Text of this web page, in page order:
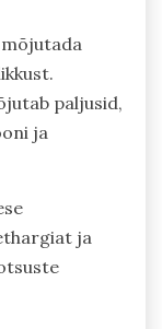
paljusid,
ja
ja